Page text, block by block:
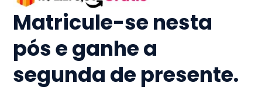
Matricule-se nesta
pós e ganhe a
segunda de presente.